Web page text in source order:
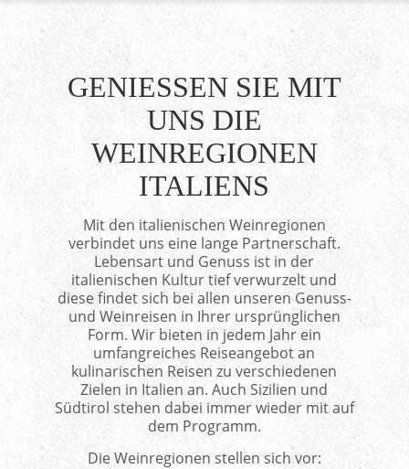
GENIESSEN SIE MIT
UNS DIE
WEINREGIONEN
ITALIENS
Mit den italienischen Weinregionen
verbindet uns eine lange Partnerschaft.
Lebensart und Genuss ist in der
italienischen Kultur tief verwurzelt und
diese findet sich bei allen unseren Genuss-
und Weinreisen in Ihrer ursprünglichen
Form. Wir bieten in jedem Jahr ein
umfangreiches Reiseangebot an
kulinarischen Reisen zu verschiedenen
Zielen in Italien an. Auch Sizilien und
Südtirol stehen dabei immer wieder mit auf
dem Programm.
Die Weinregionen stellen sich vor: